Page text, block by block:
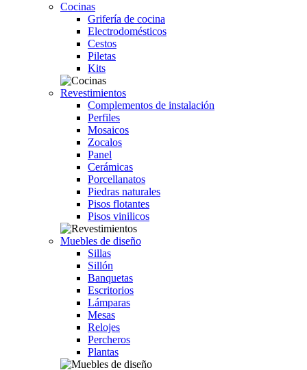
Cocinas
Grifería de cocina
Electrodomésticos
Cestos
Piletas
Kits
Revestimientos
Complementos de instalación
Perfiles
Mosaicos
Zocalos
Panel
Cerámicas
Porcellanatos
Piedras naturales
Pisos flotantes
Pisos vinilicos
Muebles de diseño
Sillas
Sillón
Banquetas
Escritorios
Lámparas
Mesas
Relojes
Percheros
Plantas